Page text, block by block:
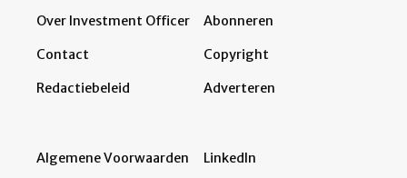
Over Investment Officer
Contact
Redactiebeleid
Abonneren
Copyright
Adverteren
Algemene Voorwaarden LinkedIn